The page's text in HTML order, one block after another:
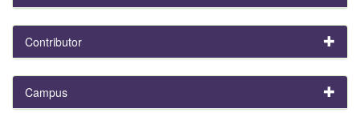
Contributor
Campus